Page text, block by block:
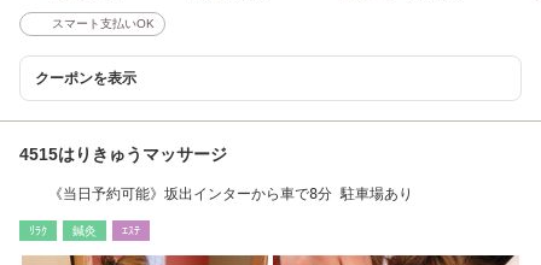
スマート支払いOK
クーポンを表示
4515はりきゅうマッサージ
《当日予約可能》坂出インターから車で8分 駐車場あり
ﾘﾗｸ 鍼灸 ｴｽﾃ